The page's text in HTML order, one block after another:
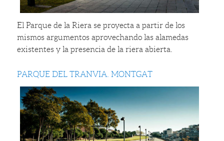
El Parque de la Riera se proyecta a partir de los
mismos argumentos aprovechando las alamedas
existentes y la presencia de la riera abierta.
PARQUE DEL TRANVIA. MONTGAT